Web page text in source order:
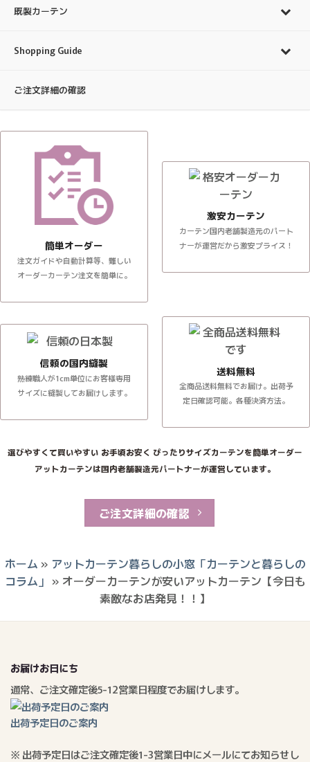
既製カーテン
Shopping Guide
ご注文詳細の確認
簡単オーダー
注文ガイドや自動計算等、難しい
オーダーカーテン注文を簡単に。
激安カーテン
カーテン国内老舗製造元のパート
ナーが運営だから激安プライス！
信頼の国内縫製
熟練職人が1cm単位にお客様専用
サイズに縫製してお届けします。
送料無料
全商品送料無料でお届け。出荷予
定日確認可能。各種決済方法。
選びやすくて買いやすい お手頃お安く ぴったりサイズカーテンを簡単オーダー
アットカーテンは国内老舗製造元パートナーが運営しています。
ご注文詳細の確認
ホーム » アットカーテン暮らしの小窓「カーテンと暮らしの
コラム」 » オーダーカーテンが安いアットカーテン【今日も
素敵なお店発見！！】
お届けお日にち
通常、ご注文確定後5-12営業日程度でお届けします。
出荷予定日のご案内
※ 出荷予定日はご注文確定後1-3営業日中にメールにてお知らせし